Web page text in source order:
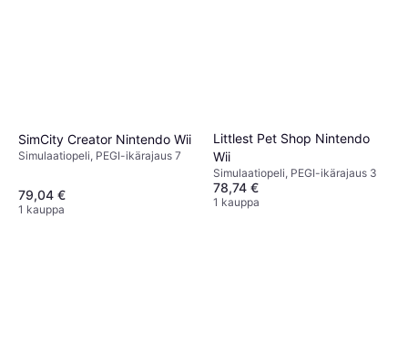
SimCity Creator Nintendo Wii
Simulaatiopeli, PEGI-ikärajaus 7
79,04 €
1 kauppa
Littlest Pet Shop Nintendo
Wii
Simulaatiopeli, PEGI-ikärajaus 3
78,74 €
1 kauppa